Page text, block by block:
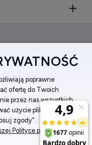
poprawne
ofertę do Twoich
przez nas wszystkich
użycie plików do
zgody".
Polityce prywatności.